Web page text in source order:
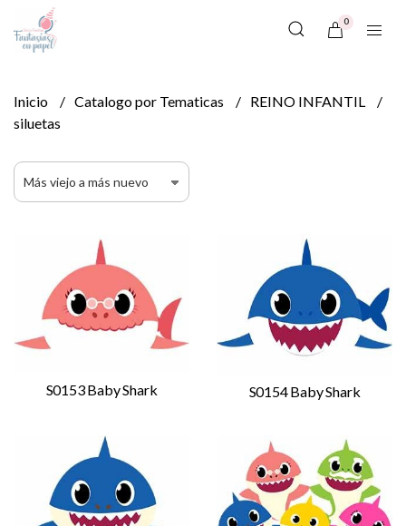
0
Inicio Catalogo por Tematicas
REINO INFANTIL
siluetas
S0153 Baby Shark S0154 Baby Shark